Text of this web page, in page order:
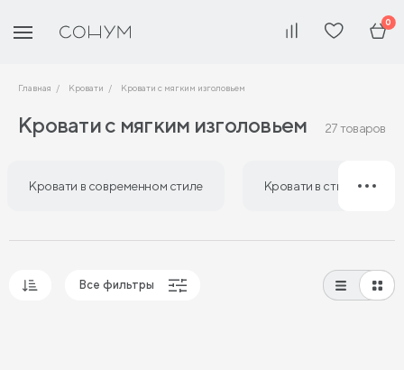
0
Главная Кровати Кровати с мягким изголовьем
Кровати с мягким изголовьем 27 товаров
Кровати в современном стиле Кровати в стиле лофт
Все фильтры